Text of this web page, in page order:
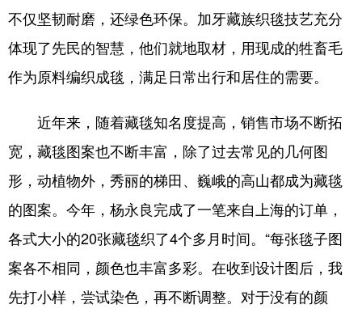
不仅坚韧耐磨，还绿色环保。加牙藏族织毯技艺充分
体现了先民的智慧，他们就地取材，用现成的牲畜毛
作为原料编织成毯，满足日常出行和居住的需要。
近年来，随着藏毯知名度提高，销售市场不断拓
宽，藏毯图案也不断丰富，除了过去常见的几何图
形，动植物外，秀丽的梯田、巍峨的高山都成为藏毯
的图案。今年，杨永良完成了一笔来自上海的订单，
各式大小的20张藏毯织了4个多月时间。“每张毯子图
案各不相同，颜色也丰富多彩。在收到设计图后，我
先打小样，尝试染色，再不断调整。对于没有的颜